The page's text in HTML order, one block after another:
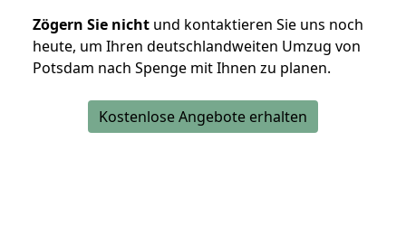
Zögern Sie nicht und kontaktieren Sie uns noch
heute, um Ihren deutschlandweiten Umzug von
Potsdam nach Spenge mit Ihnen zu planen.
Kostenlose Angebote erhalten